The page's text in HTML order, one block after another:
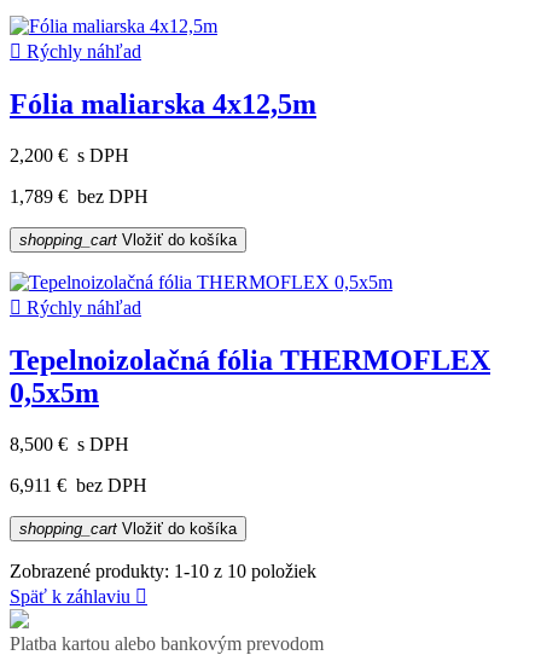
 Rýchly náhľad
Fólia maliarska 4x12,5m
2,200 € s DPH
1,789 € bez DPH
shopping_cart Vložiť do košíka
 Rýchly náhľad
Tepelnoizolačná fólia THERMOFLEX
0,5x5m
8,500 € s DPH
6,911 € bez DPH
shopping_cart Vložiť do košíka
Zobrazené produkty: 1-10 z 10 položiek
Späť k záhlaviu 
Platba kartou alebo bankovým prevodom